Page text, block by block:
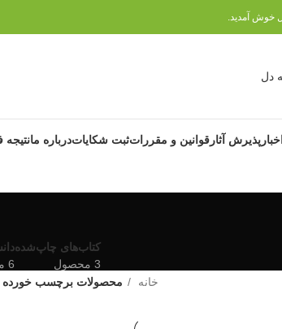
خوش آمدید.
اخبار پذیرش آثار قوانین و مقرراتثبت شکایاتدرباره ما
کتاب‌های چاپ‌شده
3 محصول
6 محصول
خانه
محصولات برچسب خورده